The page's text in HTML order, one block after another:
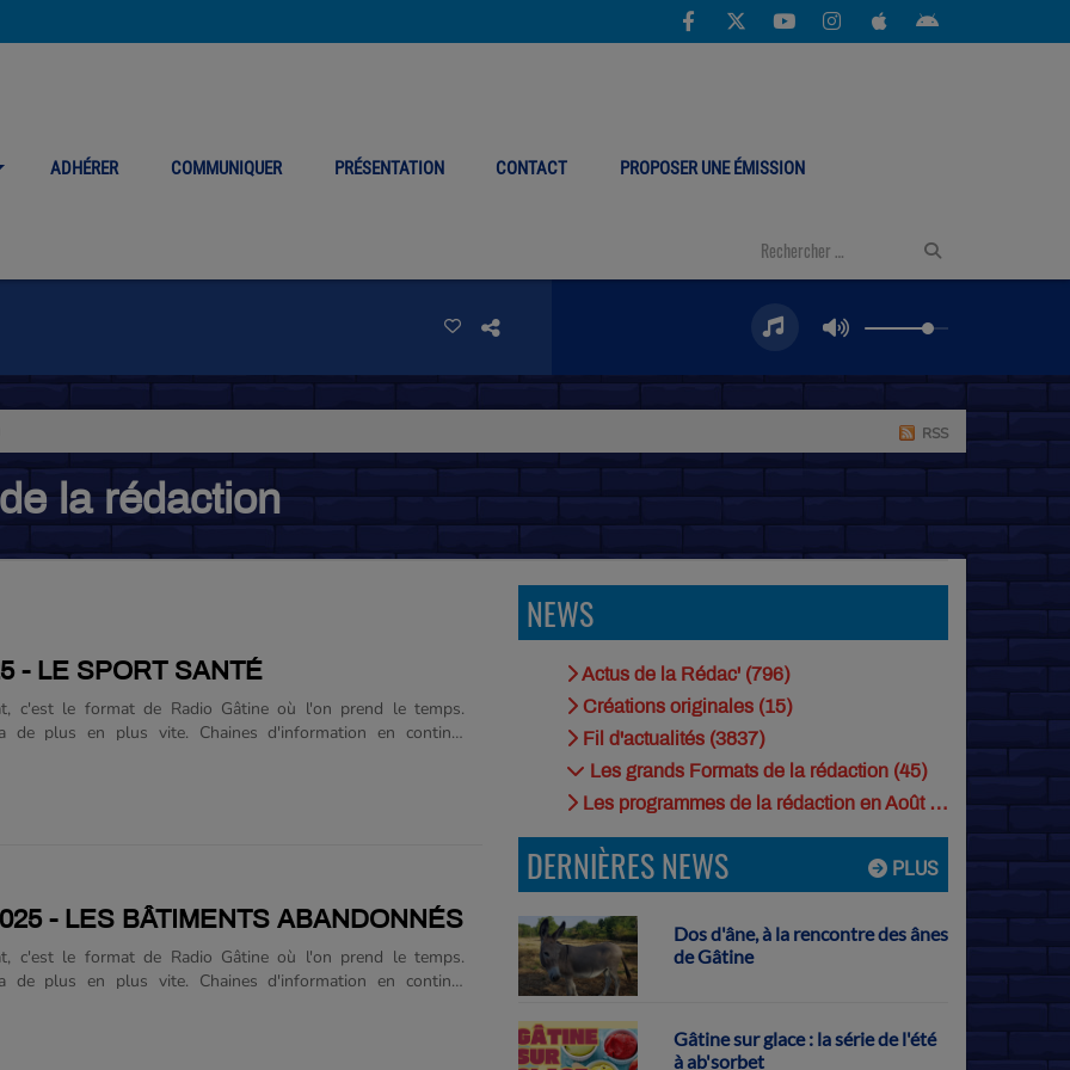
ADHÉRER COMMUNIQUER PRÉSENTATION CONTACT PROPOSER UNE ÉMISSION
la rédaction
RSS
- LE SPORT SANTÉ
c'est le format de Radio Gâtine où l'on prend le temps.
de plus en plus vite. Chaines d'information en continu,
à des sujets que l'on ne traite pas au quotidien. Sur les
- LES BÂTIMENTS ABANDONNÉS
c'est le format de Radio Gâtine où l'on prend le temps.
de plus en plus vite. Chaines d'information en continu,
NEWS
Actus de la Rédac' (796)
Créations originales (15)
Fil d'actualités (3837)
Les grands Formats de la rédaction (45)
Les programmes de la rédaction en Août (9)
PLUS
DERNIÈRES NEWS
Dos d'âne, à la rencontre des ânes
de Gâtine
Gâtine sur glace : la série de l'été
à ab'sorbet